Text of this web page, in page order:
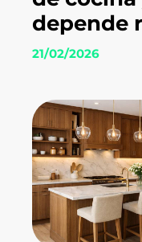
depende
21/02/2026